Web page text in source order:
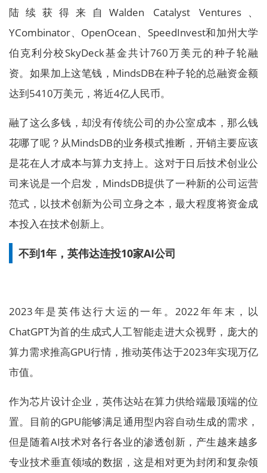
陆续获得来自Walden Catalyst Ventures、
YCombinator、OpenOcean、SpeedInvest和加州大学
伯克利分校SkyDeck基金共计760万美元的种子轮融
资。如果加上这笔钱，MindsDB在种子轮的总融资金额
达到5410万美元，将近4亿人民币。
融了这么多钱，却没有传统公司的办公室成本，那么钱
花哪了呢？从MindsDB的业务模式推断，开销主要应该
是花在人才成本与算力支持上。这对于日后技术创业公
司来说是一个启发，MindsDB提供了一种新的公司运营
范式，以技术创新为公司立身之本，最大程度将资金成
本投入在技术创新上。
不到1年，英伟达连投10家AI公司
2023年是英伟达行大运的一年。2022年年末，以
ChatGPT为首的生成式人工智能走进大众视野，庞大的
算力需求推高GPU行情，推动英伟达于2023年实现万亿
市值。
作为芯片设计企业，英伟达站在算力供给端最顶端的位
置。目前的GPU能够满足通用型内容自动生成的需求，
但是随着AI技术对各行各业的渗透创新，产生越来越多
专业技术垂直领域的数据，这是相对更为封闭和复杂领